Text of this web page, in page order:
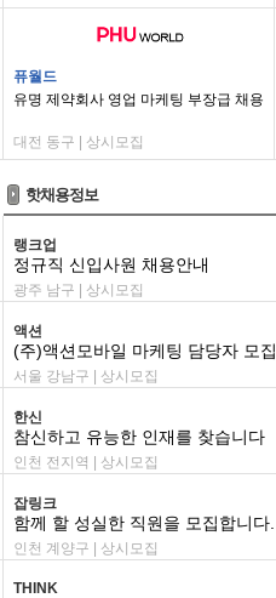
퓨월드
유명 제약회사 영업 마케팅 부장급 채용
대전 동구 | 상시모집
핫채용정보
랭크업
정규직 신입사원 채용안내
광주 남구 | 상시모집
액션
(주)액션모바일 마케팅 담당자 모집
서울 강남구 | 상시모집
한신
참신하고 유능한 인재를 찾습니다
인천 전지역 | 상시모집
잡링크
함께 할 성실한 직원을 모집합니다.
인천 계양구 | 상시모집
THINK